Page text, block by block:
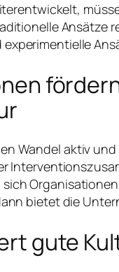
Ansätze
Wandel aktiv
bietet die
gute